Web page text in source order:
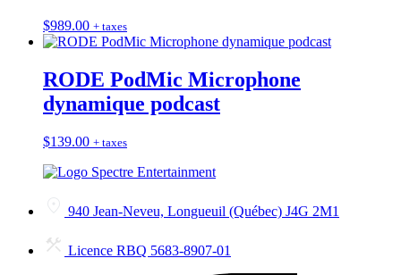
$989.00 + taxes
RODE PodMic Microphone
dynamique podcast
$139.00 + taxes
940 Jean-Neveu, Longueuil (Québec) J4G 2M1
Licence RBQ 5683-8907-01